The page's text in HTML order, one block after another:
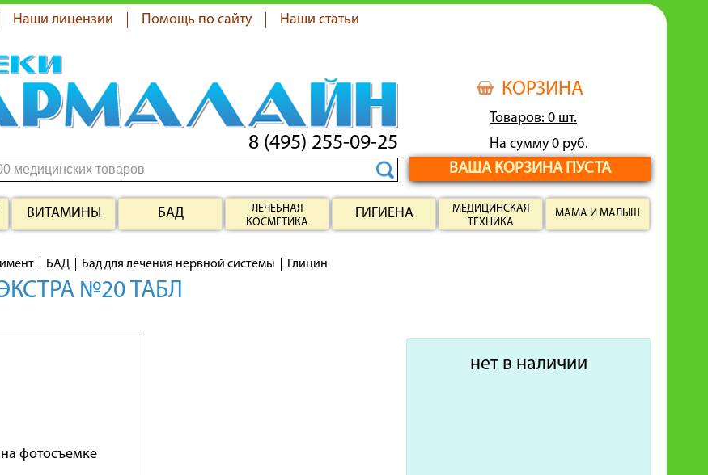
Наши лицензии Помощь по сайту Наши статьи
КОРЗИНА
Товаров: 0 шт.
На сумму 0 руб.
ВАША КОРЗИНА ПУСТА
8 (495) 255-09-25
ВИТАМИНЫ БАД
ЛЕЧЕБНАЯ
КОСМЕТИКА
ГИГИЕНА
МЕДИЦИНСКАЯ
ТЕХНИКА
МАМА И МАЛЫШ
БАД Бад для лечения нервной системы Глицин
№20 ТАБЛ
нет в наличии